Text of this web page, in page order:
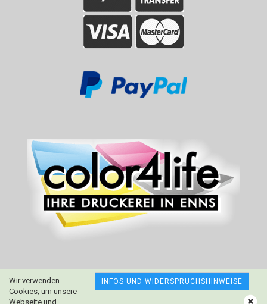
Wir verwenden
Cookies, um unsere
Webseite und
INFOS UND WIDERSPRUCHSHINWEISE